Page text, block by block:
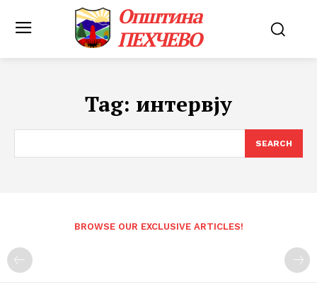
Општина
ПЕХЧЕВО
Tag: интервју
SEARCH
BROWSE OUR EXCLUSIVE ARTICLES!